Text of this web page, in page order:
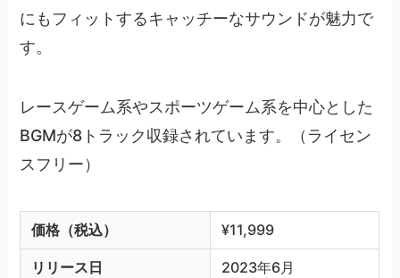
にもフィットするキャッチーなサウンドが魅力で
す。
レースゲーム系やスポーツゲーム系を中心とした
BGMが8トラック収録されています。（ライセン
スフリー）
価格（税込） ¥11,999
リリース日 2023年6月